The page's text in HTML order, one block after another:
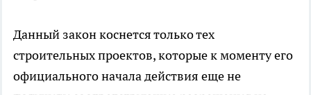
Данный закон коснется только тех
строительных проектов, которые к моменту его
официального начала действия еще не